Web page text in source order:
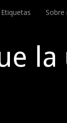
Etiquetas Sobre
la